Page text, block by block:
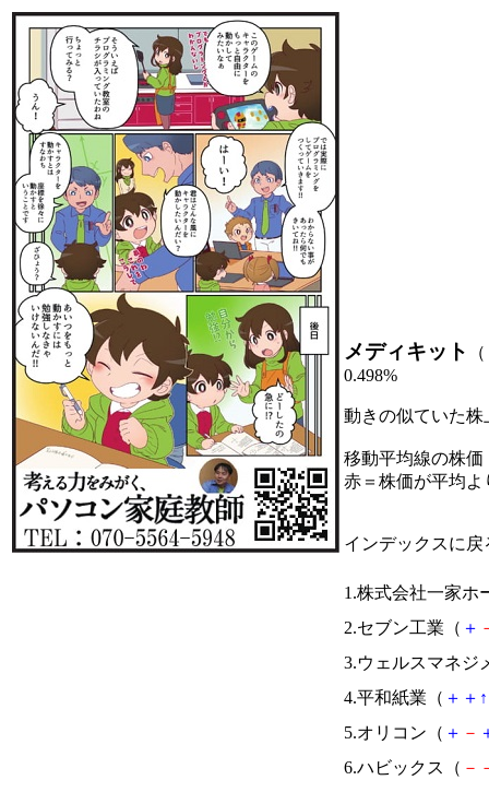
メディキット （
0.498%
動きの似ていた
移動平均線の株価
赤＝株価が平均
インデックスに戻
1.株式会社一家ホ
2.セブン工業（ ＋
3.ウェルスマネジ
4.平和紙業（ ＋ ＋ ↑
5.オリコン（ ＋ －
6.ハビックス（ －